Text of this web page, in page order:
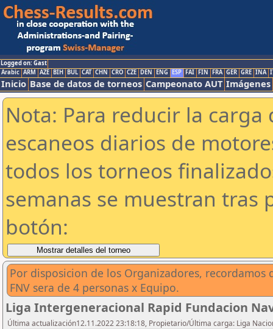
Logged on: Gast
Arabic ARM AZE BIH BUL CAT CHN CRO CZE DEN ENG ESP FAI FIN FRA GER GRE INA
Inicio Base de datos de torneos Campeonato AUT Imágenes
Nota: Para reducir la
escaneos diarios de
todos los torneos
semanas se muestran tras
botón:
Por disposicion de los Organizadores,
FNV sera de 4 personas x Equipo.
Liga Intergeneracional Rapid Fundacion
Última actualización12.11.2022 23:18:18, Propietario/Última carga: Liga